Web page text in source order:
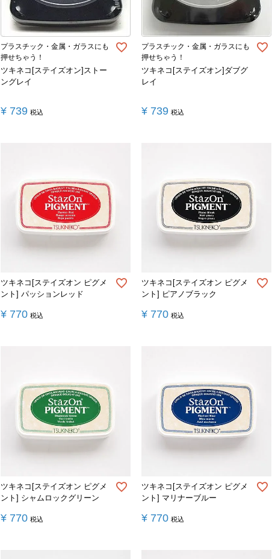
プラスチック・金属・ガラスにも
押せちゃう！
ツキネコ[ステイズオン]ストー
ングレイ
¥ 739 税込
プラスチック・金属・ガラスにも
押せちゃう！
ツキネコ[ステイズオン]ダブグ
レイ
¥ 739 税込
ツキネコ[ステイズオン ピグメ
ント] パッションレッド
¥ 770 税込
ツキネコ[ステイズオン ピグメ
ント] ピアノブラック
¥ 770 税込
ツキネコ[ステイズオン ピグメ
ント] シャムロックグリーン
¥ 770 税込
ツキネコ[ステイズオン ピグメ
ント] マリナーブルー
¥ 770 税込